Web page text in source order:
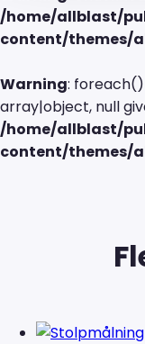
/home/allblast/
content/themes/
Warning:
array|object, null
/home/allblast/
content/themes/